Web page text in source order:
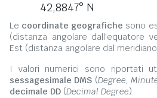
42,8847° N
Le coordinate geografiche sono
(distanza angolare dall'equatore
Est (distanza angolare dal
I valori numerici sono riportati
sessagesimale DMS (Degree,
decimale DD (Decimal Degree).